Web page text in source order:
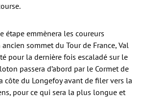
étape emmènera les coureurs
sommet du Tour de France, Val
pour la dernière fois escaladé sur le
passera d’abord par le Cormet de
côte du Longefoy avant de filer vers la
pour ce qui sera la plus longue et